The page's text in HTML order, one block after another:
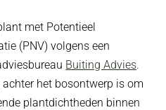
met Potentieel
(PNV) volgens een
Buiting Advies.
achter het bosontwerp is om
plantdichtheden binnen